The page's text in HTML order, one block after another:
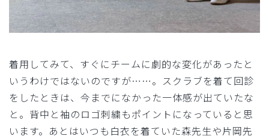
着用してみて、すぐにチームに劇的な変化があったと
いうわけではないのですが……。スクラブを着て回診
をしたときは、今までになかった一体感が出ていたな
と。背中と袖のロゴ刺繍もポイントになっていると思
います。あとはいつも白衣を着ていた森先生や片岡先